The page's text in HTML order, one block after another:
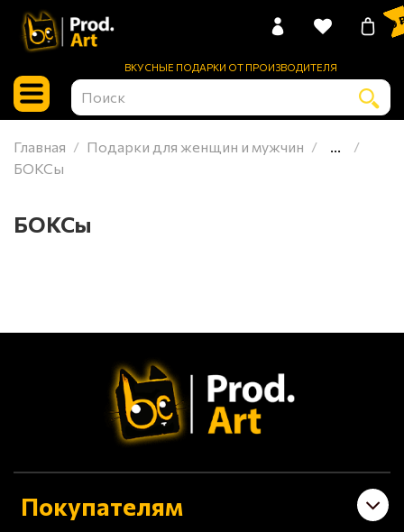
ВКУСНЫЕ ПОДАРКИ ОТ ПРОИЗВОДИТЕЛЯ
0
Главная Подарки для женщин и мужчин
...
БОКСы
БОКСы
Покупателям